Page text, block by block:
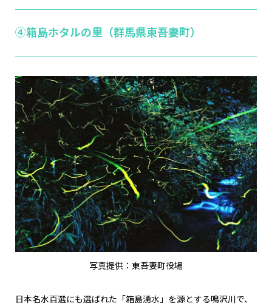
④箱島ホタルの里（群馬県東吾妻町）
写真提供：東吾妻町役場
日本名水百選にも選ばれた「箱島湧水」を源とする鳴沢川で、